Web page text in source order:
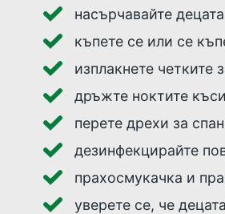
насърчавайте
къпете се или се
изплакнете четките
дръжте ноктите къси
перете дрехи за
дезинфекцирайте
прахосмукачка и
уверете се, че